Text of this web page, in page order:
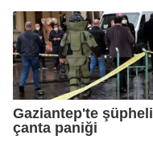
Gaziantep'te şüpheli
çanta paniği